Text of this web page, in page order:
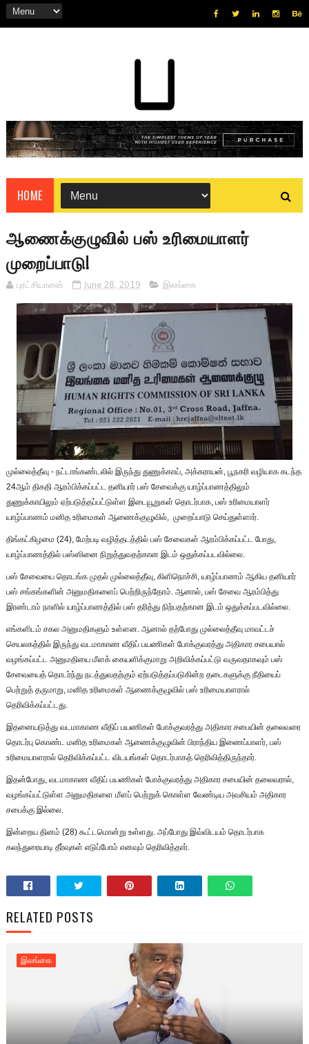
HOME
ஆணைக்குழுவில் பஸ் உரிமையாளர்
முறைப்பாடு!
புரட்சியாளன் June 28, 2019 இலங்கை
முல்லைத்தீவு - நட்டாங்கண்டலில் இருந்து துணுக்காய், அக்கராயன், பூநகரி வழியாக கடந்த
24ஆம் திகதி ஆரம்பிக்கப்பட்ட தனியார் பஸ் சேவைக்கு யாழ்ப்பாணத்திலும்
துணுக்காயிலும் ஏற்படுத்தப்பட்டுள்ள இடையூறுகள் தொடர்பாக, பஸ் உரிமையாளர்
யாழ்ப்பாணம் மனித உரிமைகள் ஆணைக்குழுவில், முறைப்பாடு செய்துள்ளார்.
திங்கட்கிழமை (24), மேற்படி வழித்தடத்தில் பஸ் சேவைகள் ஆரம்பிக்கப்பட்ட போது,
யாழ்ப்பாணத்தில் பஸ்ஸினை நிறுத்துவதற்கான இடம் ஒதுக்கப்படவில்லை.
பஸ் சேவையை தொடங்க முதல் முல்லைத்தீவு, கிளிநொச்சி, யாழ்ப்பாணம் ஆகிய தனியார்
பஸ் சங்கங்களின் அனுமதிகளைப் பெற்றிருந்தோம். ஆனால், பஸ் சேவை ஆரம்பித்து
இரண்டாம் நாளில் யாழ்ப்பாணத்தில் பஸ் தரித்து நிற்பதற்கான இடம் ஒதுக்கப்படவில்லை.
எங்களிடம் சகல அனுமதிகளும் உள்ளன. ஆனால் தற்போது முல்லைத்தீவு மாவட்டச்
செயலகத்தில் இருந்து வடமாகாண வீதிப் பயணிகள் போக்குவரத்து அதிகார சபையால்
வழங்கப்பட்ட அனுமதியை மீளக் கையளிக்குமாறு அறிவிக்கப்பட்டு வருவதாகவும் பஸ்
சேவையைத் தொடர்ந்து நடத்துவதற்கும் ஏற்படுத்தப்படுகின்ற தடைகளுக்கு நீதியைப்
பெற்றுத் தருமாறு, மனித உரிமைகள் ஆணைக்குழுவில் பஸ் உரிமையாளரால்
தெரிவிக்கப்பட்டது.
இதனையடுத்து வடமாகாண வீதிப் பயணிகள் போக்குவரத்து அதிகார சபையின் தலைவரை
தொடர்பு கொண்ட மனித உரிமைகள் ஆணைக்குழுவின் பிராந்திய இணைப்பாளர், பஸ்
உரிமையாளரால் தெரிவிக்கப்பட்ட விடயங்கள் தொடர்பாகத் தெரிவித்திருந்தார்.
இதன்போது, வடமாகாண வீதிப் பயணிகள் போக்குவரத்து அதிகார சபையின் தலைவரால்,
வழங்கப்பட்டுள்ள அனுமதிகளை மீளப் பெற்றுக் கொள்ள வேண்டிய அவசியம் அதிகார
சபைக்கு இல்லை.
இன்றைய தினம் (28) கூட்டமொன்று உள்ளது. அப்போது இவ்விடயம் தொடர்பாக
கலந்துரையாடி தீர்வுகள் எடுப்போம் எனவும் தெரிவித்தார்.
RELATED POSTS
இலங்கை